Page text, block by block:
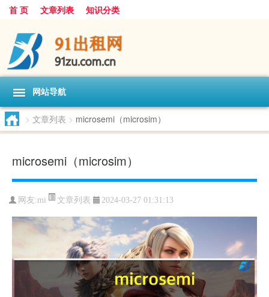
首 页 文章列表 知识分类
网站导航
> 文章列表 > microsemi（microsim）
microsemi（microsim）
网友:mi 文章列表 2024-03-27 01:31:13